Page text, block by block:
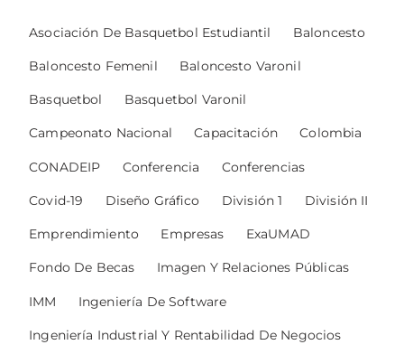
Asociación De Basquetbol Estudiantil Baloncesto
Baloncesto Femenil Baloncesto Varonil
Basquetbol Basquetbol Varonil
Campeonato Nacional Capacitación Colombia
CONADEIP Conferencia Conferencias
Covid-19 Diseño Gráfico División 1 División II
Emprendimiento Empresas ExaUMAD
Fondo De Becas Imagen Y Relaciones Públicas
IMM Ingeniería De Software
Ingeniería Industrial Y Rentabilidad De Negocios